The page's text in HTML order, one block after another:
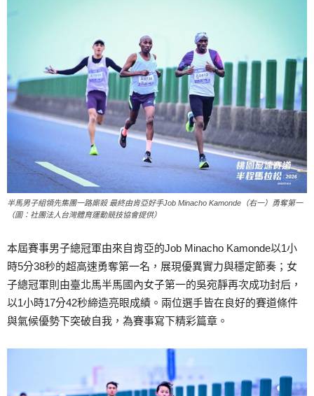
半馬男子組領先集團一路廝殺 最終由肯亞好手Job Minacho Kamonde（右一）勇奪第一
（圖：社團法人台灣體育運動競技協會提供）
本屆賽事男子總冠軍由來自肯亞的Job Minacho Kamonde以1小
時5分38秒的超高速勇奪第一名，展現優異實力與穩定節奏；女
子總冠軍則由臺北馬半馬國內女子第一的吳宛靜再次成功封后，
以1小時17分42秒締造亮眼成績。兩位選手皆在良好的賽道條件
與氣候優勢下突破自我，為賽事寫下精彩篇章。